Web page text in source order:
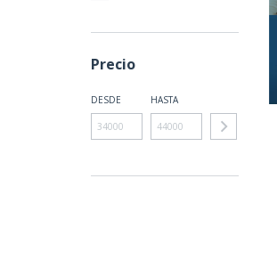
Precio
DESDE HASTA